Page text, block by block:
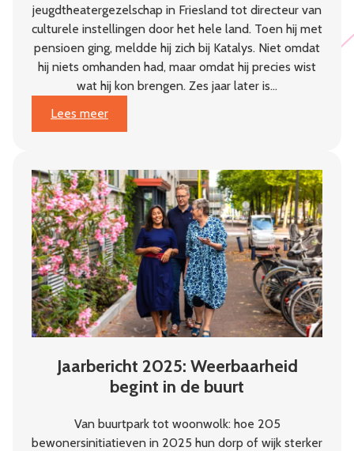
jeugdtheatergezelschap in Friesland tot directeur van
culturele instellingen door het hele land. Toen hij met
pensioen ging, meldde hij zich bij Katalys. Niet omdat
hij niets omhanden had, maar omdat hij precies wist
wat hij kon brengen. Zes jaar later is…
Lees meer
:
‘Je
geloven
in
de
initiatiefnemers’
Jaarbericht 2025: Weerbaarheid
begint in de buurt
Van buurtpark tot woonwolk: hoe 205
bewonersinitiatieven in 2025 hun dorp of wijk sterker